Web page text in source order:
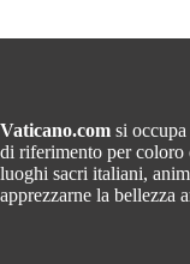
Vaticano.com si occupa
di riferimento per coloro
luoghi sacri italiani,
apprezzarne la bellezza